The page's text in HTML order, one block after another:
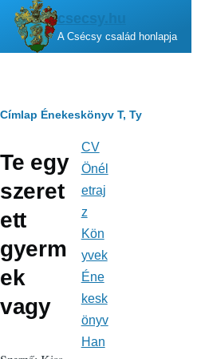
Ugrás a tartalomra
csecsy.hu
A Csécsy család honlapja
Morzsa
Címlap Énekeskönyv T, Ty
Te egy
szeret
ett
gyerm
ek
vagy
navigáció
CV
Önél
etraj
z
Kön
yvek
Éne
kesk
önyv
Han